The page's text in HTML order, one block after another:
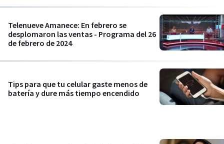
Telenueve Amanece: En febrero se
desplomaron las ventas - Programa del 26
de febrero de 2024
Tips para que tu celular gaste menos de
batería y dure más tiempo encendido